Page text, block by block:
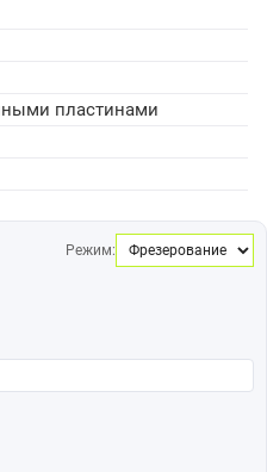
пластинами
Режим: